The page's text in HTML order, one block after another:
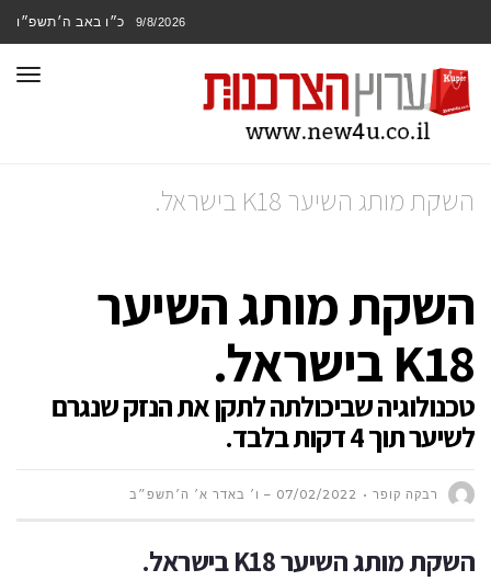
9/8/2026 כ״ו באב ה׳תשפ״ו
השקת מותג השיער K18 בישראל.
השקת מותג השיער
K18 בישראל.
טכנולוגיה שביכולתה לתקן את הנזק שנגרם
לשיער תוך 4 דקות בלבד.
רבקה קופר 07/02/2022 – ו׳ באדר א׳ ה׳תשפ״ב
השקת מותג השיערK18בישראל.